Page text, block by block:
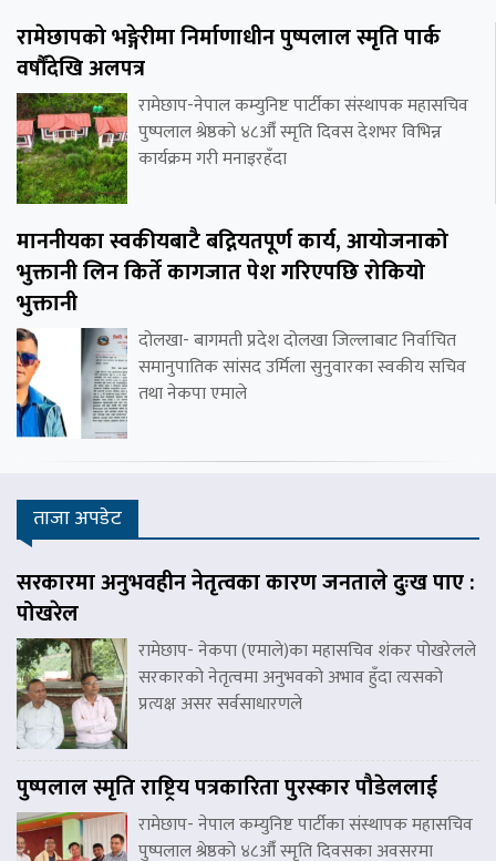
रामेछापको भङ्गेरीमा निर्माणाधीन पुष्पलाल स्मृति पार्क
वर्षौंदेखि अलपत्र
रामेछाप-नेपाल कम्युनिष्ट पार्टीका संस्थापक महासचिव
पुष्पलाल श्रेष्ठको ४८औँ स्मृति दिवस देशभर विभिन्न
कार्यक्रम गरी मनाइरहँदा
माननीयका स्वकीयबाटै बद्नियतपूर्ण कार्य, आयोजनाको
भुक्तानी लिन किर्ते कागजात पेश गरिएपछि रोकियो
भुक्तानी
दोलखा- बागमती प्रदेश दोलखा जिल्लाबाट निर्वाचित
समानुपातिक सांसद उर्मिला सुनुवारका स्वकीय सचिव
तथा नेकपा एमाले
ताजा अपडेट
सरकारमा अनुभवहीन नेतृत्वका कारण जनताले दुःख पाए :
पोखरेल
रामेछाप- नेकपा (एमाले)का महासचिव शंकर पोखरेलले
सरकारको नेतृत्वमा अनुभवको अभाव हुँदा त्यसको
प्रत्यक्ष असर सर्वसाधारणले
पुष्पलाल स्मृति राष्ट्रिय पत्रकारिता पुरस्कार पौडेललाई
रामेछाप- नेपाल कम्युनिष्ट पार्टीका संस्थापक महासचिव
पुष्पलाल श्रेष्ठको ४८औँ स्मृति दिवसका अवसरमा